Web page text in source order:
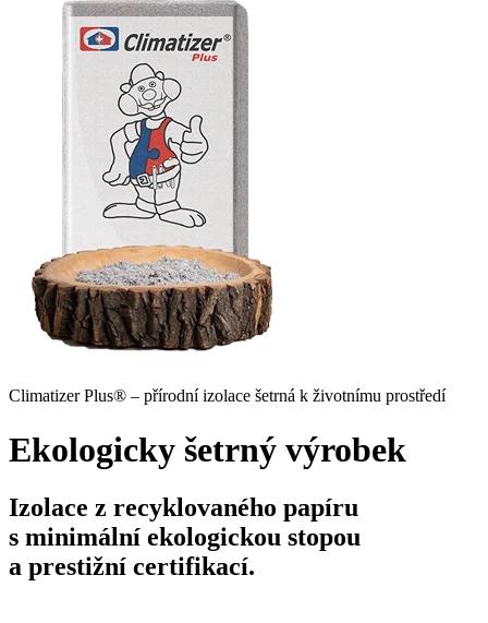
Climatizer Plus® – přírodní izolace šetrná k životnímu prostředí
Ekologicky šetrný výrobek
Izolace z recyklovaného papíru
s minimální ekologickou stopou
a prestižní certifikací.